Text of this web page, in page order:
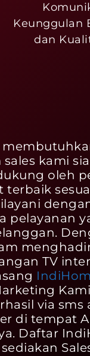
Keunggulan
dan
kami
oleh
terbaik
TV
via sms
di tempat
Daftar